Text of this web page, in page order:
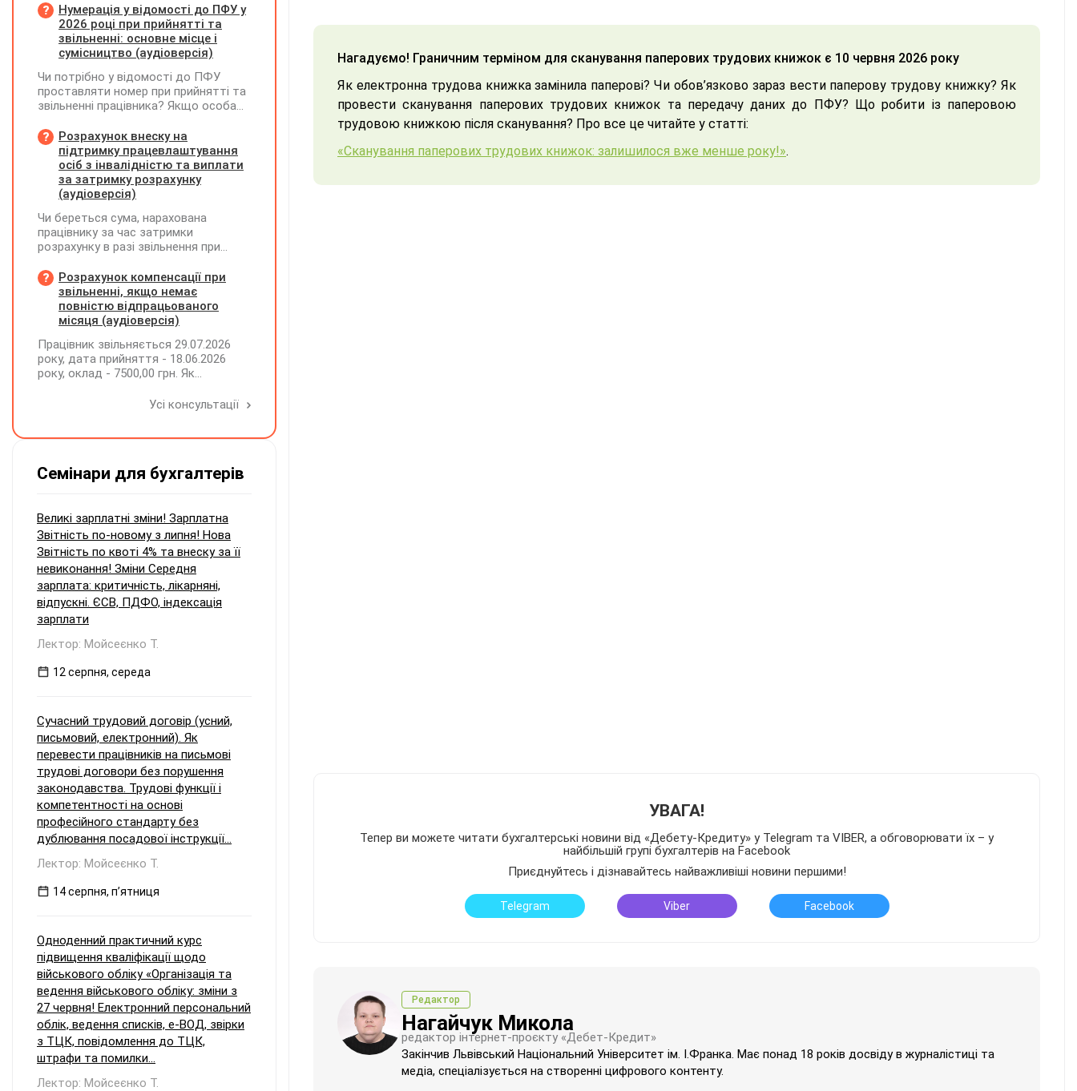
Нагадуємо! Граничним терміном для сканування паперових трудових книжок є 10 червня 2026 року
Як електронна трудова книжка замінила паперові? Чи обов’язково зараз вести паперову трудову книжку? Як
провести сканування паперових трудових книжок та передачу даних до ПФУ? Що робити із паперовою
трудовою книжкою після сканування? Про все це читайте у статті:
«Сканування паперових трудових книжок: залишилося вже менше року!».
УВАГА!
Тепер ви можете читати бухгалтерські новини від «Дебету-Кредиту» у Telegram та VIBER, а обговорювати їх – у
найбільшій групі бухгалтерів на Facebook
Приєднуйтесь і дізнавайтесь найважливіші новини першими!
Telegram Viber Facebook
Редактор
Нагайчук Микола
редактор інтернет-проєкту «Дебет-Кредит»
Закінчив Львівський Національний Університет ім. І.Франка. Має понад 18 років досвіду в журналістиці та
медіа, спеціалізується на створенні цифрового контенту.
збереження заробітної плати під час
призупинення діяльності
підприємства?
Нумерація у відомості до ПФУ у
2026 році при прийнятті та
звільненні: основне місце і
сумісництво (аудіоверсія)
Чи потрібно у відомості до ПФУ
проставляти номер при прийнятті та
звільненні працівника? Якщо особа
місцем роботи та за сумісництвом,
чи рахується це як два роботодавці?
Розрахунок внеску на
підтримку працевлаштування
осіб з інвалідністю та виплати
за затримку розрахунку
(аудіоверсія)
Чи береться сума, нарахована
працівнику за час затримки
розрахунку в разі звільнення при
заробітної плати (винагороди), для
розрахунку внеску на підтримку
працевлаштування осіб з
інвалідністю?
Розрахунок компенсації при
звільненні, якщо немає
повністю відпрацьованого
місяця (аудіоверсія)
Працівник звільняється 29.07.2026
року, дата прийняття - 18.06.2026
року, оклад - 7500,00 грн. Як
невикористаних днів відпустки при
Усі консультації
Семінари для бухгалтерів
Великі зарплатні зміни! Зарплатна
Звітність по-новому з липня! Нова
Звітність по квоті 4% та внеску за її
невиконання! Зміни Середня
зарплата: критичність, лікарняні,
відпускні. ЄСВ, ПДФО, індексація
зарплати
Лектор: Мойсеєнко Т.
12 серпня, середа
Сучасний трудовий договір (усний,
письмовий, електронний). Як
перевести працівників на письмові
трудові договори без порушення
законодавства. Трудові функції і
компетентності на основі
професійного стандарту без
дублювання посадової інструкції...
Лектор: Мойсеєнко Т.
14 серпня, пʼятниця
Одноденний практичний курс
підвищення кваліфікації щодо
військового обліку «Організація та
ведення військового обліку: зміни з
27 червня! Електронний персональний
облік, ведення списків, е-ВОД, звірки
з ТЦК, повідомлення до ТЦК,
штрафи та помилки...
Лектор: Мойсеєнко Т.